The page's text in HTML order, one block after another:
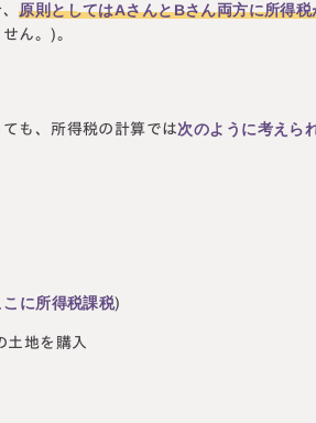
、原則としてはAさんとBさん両方に所得税
ん。)。
も、所得税の計算では次のように考えら
こに所得税課税)
土地を購入